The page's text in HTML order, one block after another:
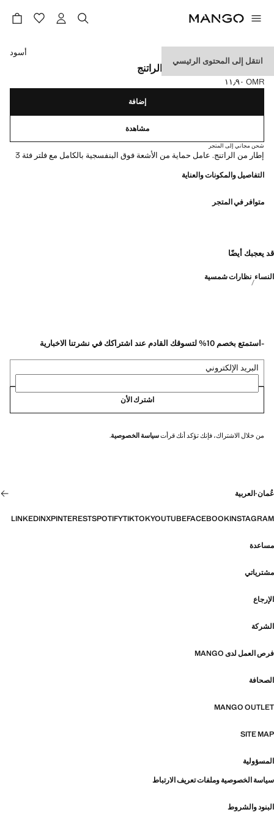
انتقل إلى المحتوى الرئيسي
نظارات شمسية بإطار من الراتنج
السعر الحالي [OMR ١١٫٩٠ ]
OMR ١١٫٩٠
حدد اللون
أسود
إضافة
مشاهدة
شحن مجاني إلى المتجر
إطار من الراتنج. عامل حماية من الأشعة فوق البنفسجية بالكامل مع فلتر فئة 3
التفاصيل والمكونات والعناية
متوافر في المتجر
قد يعجبك أيضًا
النساء نظارات شمسية
-استمتع بخصم 10% لتسوقك القادم عند اشتراكك في نشرتنا الاخبارية
البريد الإلكتروني
اشترك الأن
من خلال الاشتراك، فإنك تؤكد أنك قرأتسياسة الخصوصية.
عُمان·العربية
INSTAGRAM
FACEBOOK
YOUTUBE
TIKTOK
SPOTIFY
PINTEREST
X
LINKEDIN
مساعدة
مشترياتي
الإرجاع
الشركة
فرص العمل لدى MANGO
الصحافة
MANGO OUTLET
SITE MAP
المسؤولية
سياسة الخصوصية وملفات تعريف الارتباط
البنود والشروط